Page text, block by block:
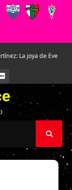
La joya de Everton
FLICKR